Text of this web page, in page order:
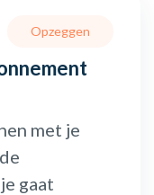
Opzeggen
met je
gaat